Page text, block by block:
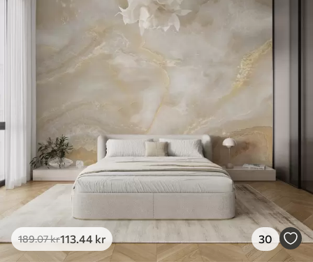
189.07kr113 .44 kr 30